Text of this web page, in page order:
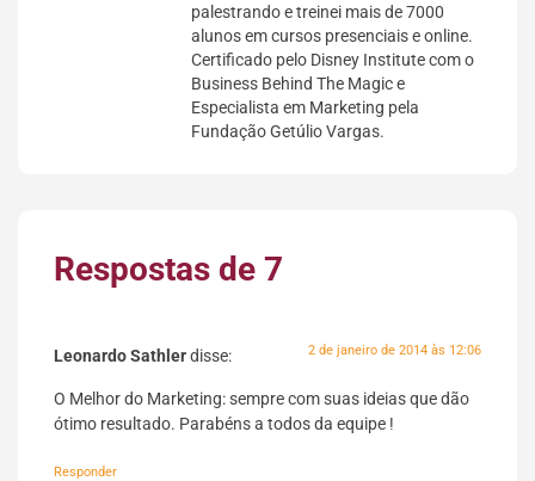
palestrando e treinei mais de 7000
alunos em cursos presenciais e online.
Certificado pelo Disney Institute com o
Business Behind The Magic e
Especialista em Marketing pela
Fundação Getúlio Vargas.
Respostas de 7
Leonardo Sathlerdisse: 2 de janeiro de 2014 às 12:06
O Melhor do Marketing: sempre com suas ideias que dão
ótimo resultado. Parabéns a todos da equipe !
Responder